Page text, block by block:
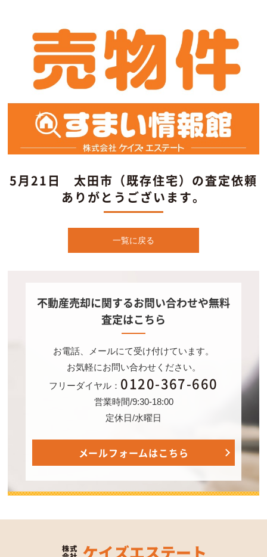
5月21日 太田市（既存住宅）の査定依頼
ありがとうございます。
一覧に戻る
不動産売却に関するお問い合わせや無料
査定はこちら
お電話、メールにて受け付けています。
お気軽にお問い合わせください。
フリーダイヤル： 0120-367-660
営業時間/9:30-18:00
定休日/水曜日
メールフォームはこちら